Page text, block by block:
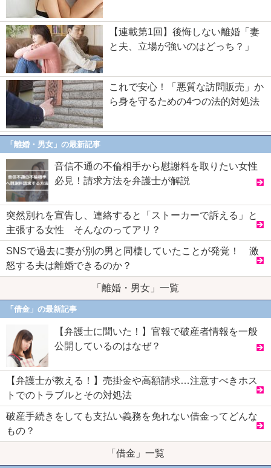
【連載第1回】後悔しない離婚「妻
と夫、立場が強いのはどっち？」
これで安心！「悪質な訪問販売」か
ら身を守るための4つの法的対処法
「離婚・男女」の最新記事
音信不通の不倫相手から慰謝料を取りたい女性
必見！請求方法を弁護士が解説
突然別れを宣告し、連絡すると「ストーカーで訴える」と
主張する女性 そんなのってアリ？
SNSで過去に妻が別の男と同棲していたことが発覚！ 激
怒する夫は離婚できるのか？
「離婚・男女」一覧
「借金」の最新記事
【弁護士に聞いた！】官報で破産者情報を一般
公開しているのはなぜ？
【弁護士が教える！】売掛金や高額請求…注意すべきホス
トでのトラブルとその対処法
破産手続きをしても支払い義務を免れない借金ってどんな
もの？
「借金」一覧